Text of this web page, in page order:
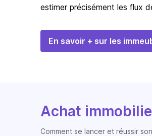
estimer précisément les flux
En savoir + sur les
Achat
Comment se lancer et réussir